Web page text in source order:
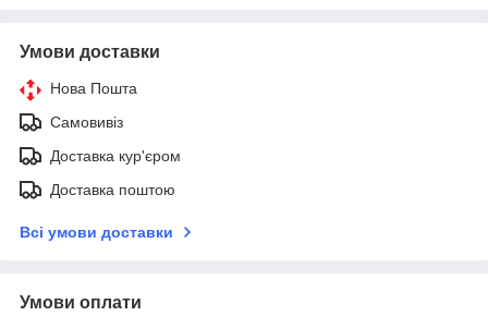
Умови доставки
Нова Пошта
Самовивіз
Доставка кур'єром
Доставка поштою
Всі умови доставки
Умови оплати